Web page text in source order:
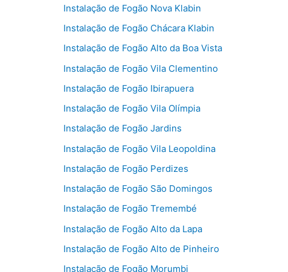
Instalação de Fogão Nova Klabin
Instalação de Fogão Chácara Klabin
Instalação de Fogão Alto da Boa Vista
Instalação de Fogão Vila Clementino
Instalação de Fogão Ibirapuera
Instalação de Fogão Vila Olímpia
Instalação de Fogão Jardins
Instalação de Fogão Vila Leopoldina
Instalação de Fogão Perdizes
Instalação de Fogão São Domingos
Instalação de Fogão Tremembé
Instalação de Fogão Alto da Lapa
Instalação de Fogão Alto de Pinheiro
Instalação de Fogão Morumbi